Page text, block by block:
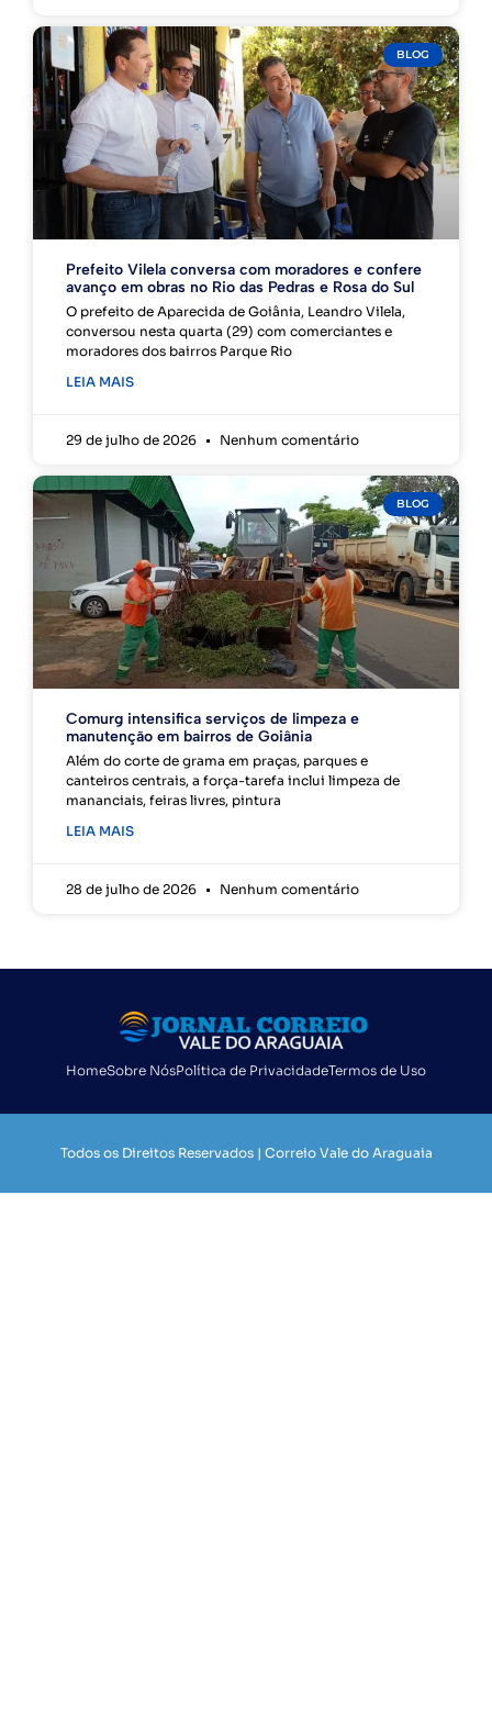
BLOG
Prefeito Vilela conversa com moradores e confere
avanço em obras no Rio das Pedras e Rosa do Sul
O prefeito de Aparecida de Goiânia, Leandro Vilela,
conversou nesta quarta (29) com comerciantes e
moradores dos bairros Parque Rio
LEIA MAIS
29 de julho de 2026 Nenhum comentário
BLOG
Comurg intensifica serviços de limpeza e
manutenção em bairros de Goiânia
Além do corte de grama em praças, parques e
canteiros centrais, a força-tarefa inclui limpeza de
mananciais, feiras livres, pintura
LEIA MAIS
28 de julho de 2026 Nenhum comentário
HomeSobre NósPolítica de PrivacidadeTermos de Uso
Todos os Direitos Reservados | Correio Vale do Araguaia